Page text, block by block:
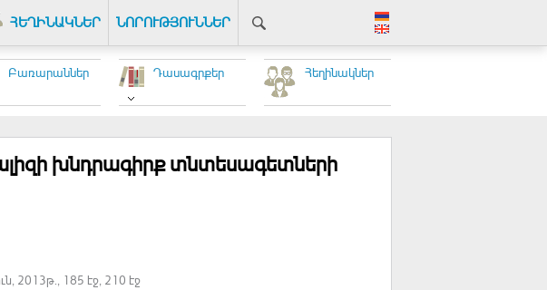
ՀԵՂԻՆԱԿՆԵՐ ՆՈՐՈՒԹՅՈՒՆՆԵՐ
Հեղինակներ
Դասագրքեր
Բառարաններ
խնդրագիրք տնտեսագետների
2013թ., 185 էջ, 210 էջ